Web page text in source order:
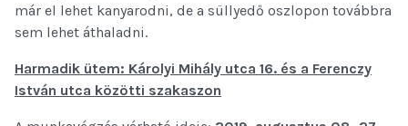
már el lehet kanyarodni, de a süllyedő oszlopon továbbra
sem lehet áthaladni.
Harmadik ütem: Károlyi Mihály utca 16. és a Ferenczy
István utca közötti szakaszon